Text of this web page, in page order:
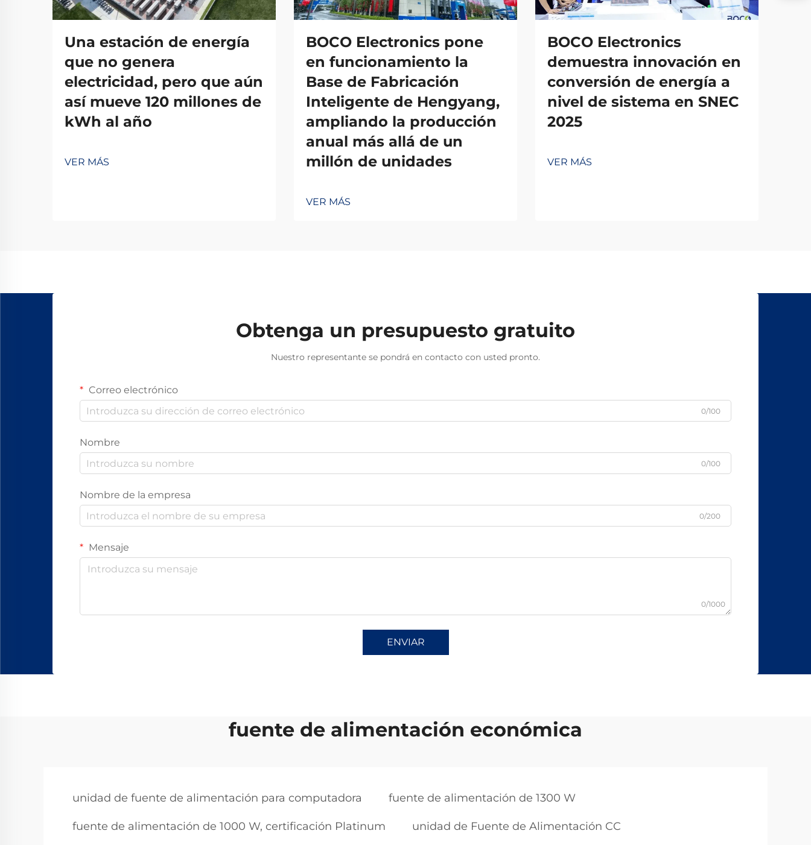
Una estación de energía
que no genera
electricidad, pero que aún
así mueve 120 millones de
kWh al año
VER MÁS
BOCO Electronics pone
en funcionamiento la
Base de Fabricación
Inteligente de Hengyang,
ampliando la producción
anual más allá de un
millón de unidades
VER MÁS
BOCO Electronics
demuestra innovación en
conversión de energía a
nivel de sistema en SNEC
2025
VER MÁS
Obtenga un presupuesto gratuito
Nuestro representante se pondrá en contacto con usted pronto.
Correo electrónico
0/100
Nombre
0/100
Nombre de la empresa
0/200
Mensaje
0/1000
ENVIAR
fuente de alimentación económica
unidad de fuente de alimentación para computadora fuente de alimentación de 1300 W
fuente de alimentación de 1000 W, certificación Platinum unidad de Fuente de Alimentación CC